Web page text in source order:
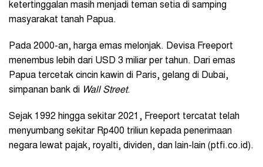
ketertinggalan masih menjadi teman setia di samping
masyarakat tanah Papua.
Pada 2000-an, harga emas melonjak. Devisa Freeport
menembus lebih dari USD 3 miliar per tahun. Dari emas
Papua tercetak cincin kawin di Paris, gelang di Dubai,
simpanan bank di Wall Street.
Sejak 1992 hingga sekitar 2021, Freeport tercatat telah
menyumbang sekitar Rp400 triliun kepada penerimaan
negara lewat pajak, royalti, dividen, dan lain-lain (ptfi.co.id).